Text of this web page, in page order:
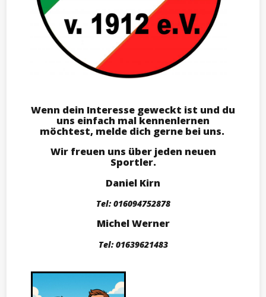
Wenn dein Interesse geweckt ist und du
uns einfach mal kennenlernen
möchtest, melde dich gerne bei uns.
Wir freuen uns über jeden neuen
Sportler.
Daniel Kirn
Tel: 016094752878
Michel Werner
Tel: 01639621483